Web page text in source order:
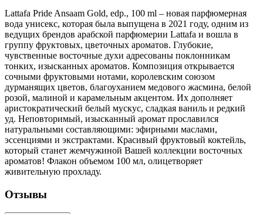
Lattafa Pride Ansaam Gold, edp., 100 ml – новая парфюмерная
вода унисекс, которая была выпущена в 2021 году, одним из
ведущих брендов арабской парфюмерии Lattafa и вошла в
группу фруктовых, цветочных ароматов. Глубокие,
чувственные восточные духи адресованы поклонникам
тонких, изысканных ароматов. Композиция открывается
сочными фруктовыми нотами, королевским союзом
дурманящих цветов, благоуханием медового жасмина, белой
розой, малиной и карамельным акцентом. Их дополняет
аристократический белый мускус, сладкая ваниль и редкий
уд. Неповторимый, изысканный аромат прославился
натуральными составляющими: эфирными маслами,
эссенциями и экстрактами. Красивый фруктовый коктейль,
который станет жемчужиной Вашей коллекции восточных
ароматов! Флакон объемом 100 мл, олицетворяет
живительную прохладу.
Отзывы